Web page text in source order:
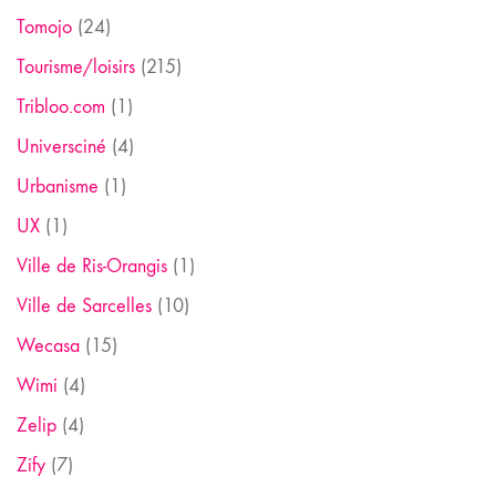
Tomojo (24)
Tourisme/loisirs (215)
Tribloo.com (1)
Universciné (4)
Urbanisme (1)
UX (1)
Ville de Ris-Orangis (1)
Ville de Sarcelles (10)
Wecasa (15)
Wimi (4)
Zelip (4)
Zify (7)